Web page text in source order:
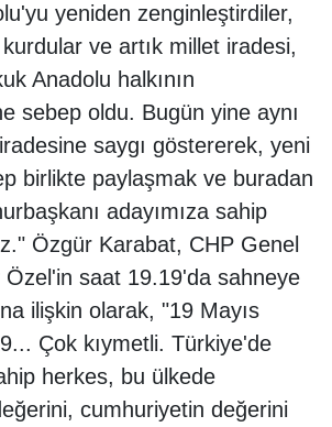
yeniden zenginleştirdiler,
ve artık millet iradesi,
Anadolu halkının
sebep oldu. Bugün yine aynı
saygı göstererek, yeni
birlikte paylaşmak ve buradan
adayımıza sahip
Özgür Karabat, CHP Genel
Özel'in saat 19.19'da sahneye
ilişkin olarak, "19 Mayıs
Çok kıymetli. Türkiye'de
herkes, bu ülkede
cumhuriyetin değerini